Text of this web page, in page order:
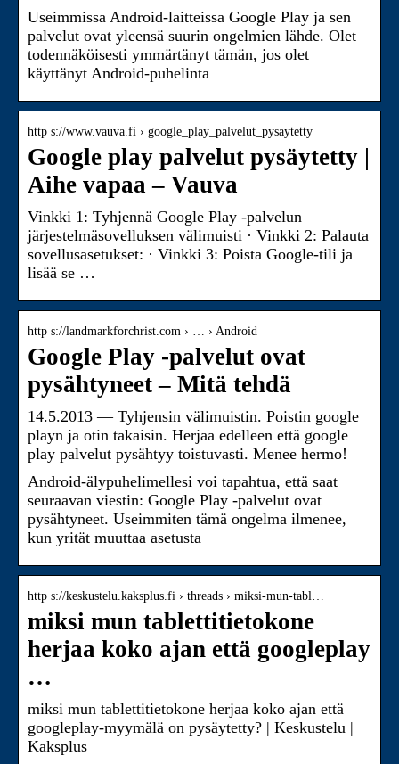
Useimmissa Android-laitteissa Google Play ja sen
palvelut ovat yleensä suurin ongelmien lähde. Olet
todennäköisesti ymmärtänyt tämän, jos olet
käyttänyt Android-puhelinta
http s://www.vauva.fi › google_play_palvelut_pysaytetty
Google play palvelut pysäytetty |
Aihe vapaa – Vauva
Vinkki 1: Tyhjennä Google Play -palvelun
järjestelmäsovelluksen välimuisti · Vinkki 2: Palauta
sovellusasetukset: · Vinkki 3: Poista Google-tili ja
lisää se …
http s://landmarkforchrist.com › … › Android
Google Play -palvelut ovat
pysähtyneet – Mitä tehdä
14.5.2013 — Tyhjensin välimuistin. Poistin google
playn ja otin takaisin. Herjaa edelleen että google
play palvelut pysähtyy toistuvasti. Menee hermo!
Android-älypuhelimellesi voi tapahtua, että saat
seuraavan viestin: Google Play -palvelut ovat
pysähtyneet. Useimmiten tämä ongelma ilmenee,
kun yrität muuttaa asetusta
http s://keskustelu.kaksplus.fi › threads › miksi-mun-tabl…
miksi mun tablettitietokone
herjaa koko ajan että googleplay
…
miksi mun tablettitietokone herjaa koko ajan että
googleplay-myymälä on pysäytetty? | Keskustelu |
Kaksplus